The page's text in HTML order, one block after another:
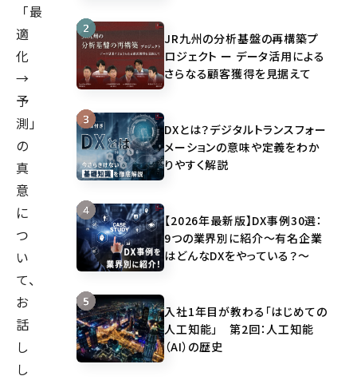
「最
適
化
→
予
測」
の
真
意
に
つ
い
て、
お
話
し
し
JR九州の分析基盤の再構築プ
ロジェクト ー データ活用による
さらなる顧客獲得を見据えて
DXとは？デジタルトランスフォー
メーションの意味や定義をわか
りやすく解説
【2026年最新版】DX事例30選：
9つの業界別に紹介～有名企業
はどんなDXをやっている？～
入社1年目が教わる「はじめての
人工知能」 第2回：人工知能
（AI）の歴史